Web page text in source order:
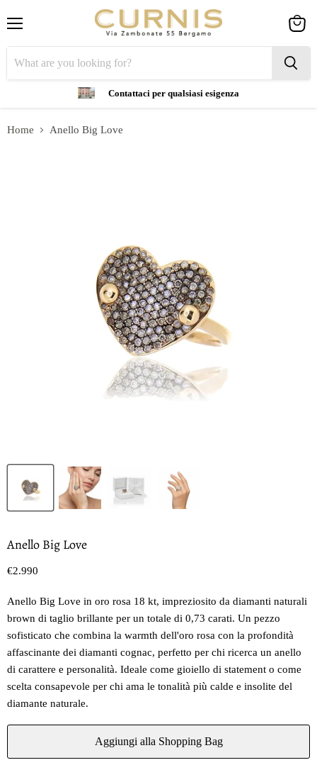
Contattaci per qualsiasi esigenza
cart
Home Anello Big Love
Anello Big Love
Prezzo oggi
€2.990
Anello Big Love in oro rosa 18 kt, impreziosito da diamanti naturali
brown di taglio brillante per un totale di 0,73 carati. Un pezzo
sofisticato che combina la warmth dell'oro rosa con la profondità
affascinante dei diamanti cognac, perfetto per chi ricerca un anello
di carattere e personalità. Ideale come gioiello di statement o come
scelta consapevole per chi ama le tonalità più calde e insolite del
diamante naturale.
Aggiungi alla Shopping Bag